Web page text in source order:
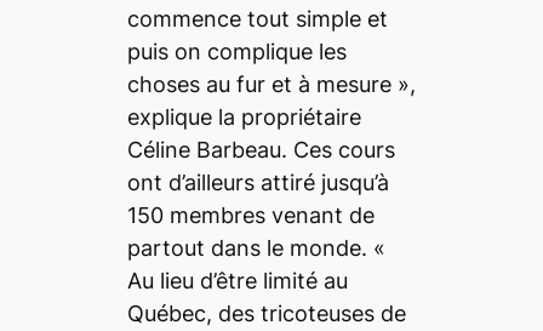
commence tout simple et
puis on complique les
choses au fur et à mesure »,
explique la propriétaire
Céline Barbeau. Ces cours
ont d’ailleurs attiré jusqu’à
150 membres venant de
partout dans le monde. «
Au lieu d’être limité au
Québec, des tricoteuses de